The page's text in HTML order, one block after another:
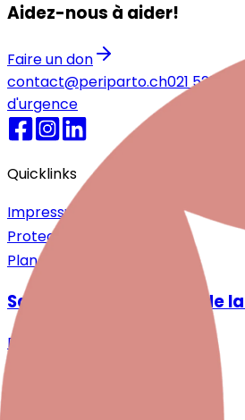
Aidez-nous à aider!
Faire un don
contact@periparto.ch021 525 77
d'urgence
Quicklinks
Impressum
Protection des données
Plan du site
Santé mentale autour de
Désir d'enfant